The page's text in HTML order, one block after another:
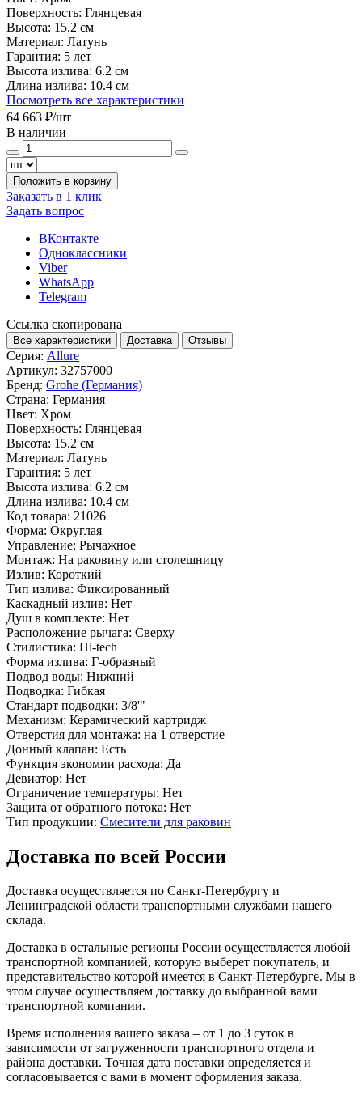
Поверхность: Глянцевая
Высота: 15.2 см
Материал: Латунь
Гарантия: 5 лет
Высота излива: 6.2 см
Длина излива: 10.4 см
Посмотреть все характеристики
64 663 ₽/шт
В наличии
Положить в корзину
Заказать в 1 клик
Задать вопрос
ВКонтакте
Одноклассники
Viber
WhatsApp
Telegram
Ссылка скопирована
Все характеристики Доставка Отзывы
Серия: Allure
Артикул: 32757000
Бренд: Grohe (Германия)
Страна: Германия
Цвет: Хром
Поверхность: Глянцевая
Высота: 15.2 см
Материал: Латунь
Гарантия: 5 лет
Высота излива: 6.2 см
Длина излива: 10.4 см
Код товара: 21026
Форма: Округлая
Управление: Рычажное
Монтаж: На раковину или столешницу
Излив: Короткий
Тип излива: Фиксированный
Каскадный излив: Нет
Душ в комплекте: Нет
Расположение рычага: Сверху
Стилистика: Hi-tech
Форма излива: Г-образный
Подвод воды: Нижний
Подводка: Гибкая
Стандарт подводки: 3/8'"
Механизм: Керамический картридж
Отверстия для монтажа: на 1 отверстие
Донный клапан: Есть
Функция экономии расхода: Да
Девиатор: Нет
Ограничение температуры: Нет
Защита от обратного потока: Нет
Тип продукции: Смесители для раковин
Доставка по всей России
Доставка осуществляется по Санкт-Петербургу и
Ленинградской области транспортными службами нашего
склада.
Доставка в остальные регионы России осуществляется любой
транспортной компанией, которую выберет покупатель, и
представительство которой имеется в Санкт-Петербурге. Мы в
этом случае осуществляем доставку до выбранной вами
транспортной компании.
Время исполнения вашего заказа – от 1 до 3 суток в
зависимости от загруженности транспортного отдела и
района доставки. Точная дата поставки определяется и
согласовывается с вами в момент оформления заказа.